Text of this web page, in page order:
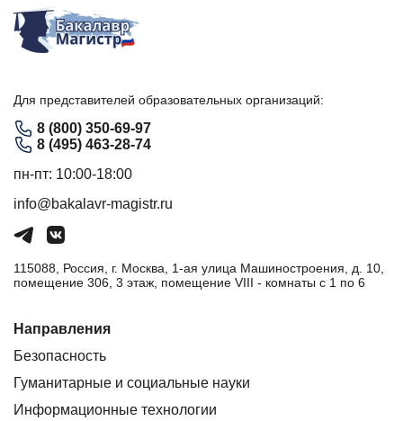
Для представителей образовательных организаций:
8 (800) 350-69-97
8 (495) 463-28-74
пн-пт: 10:00-18:00
info@bakalavr-magistr.ru
115088, Россия, г. Москва, 1-ая улица Машиностроения, д. 10,
помещение 306, 3 этаж, помещение VIII - комнаты с 1 по 6
Направления
Безопасность
Гуманитарные и социальные науки
Информационные технологии